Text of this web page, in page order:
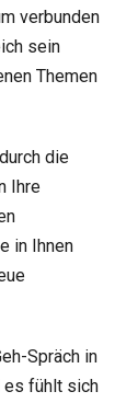
verbunden
sein
Themen
die
Ihre
in Ihnen
Spräch in
es fühlt sich